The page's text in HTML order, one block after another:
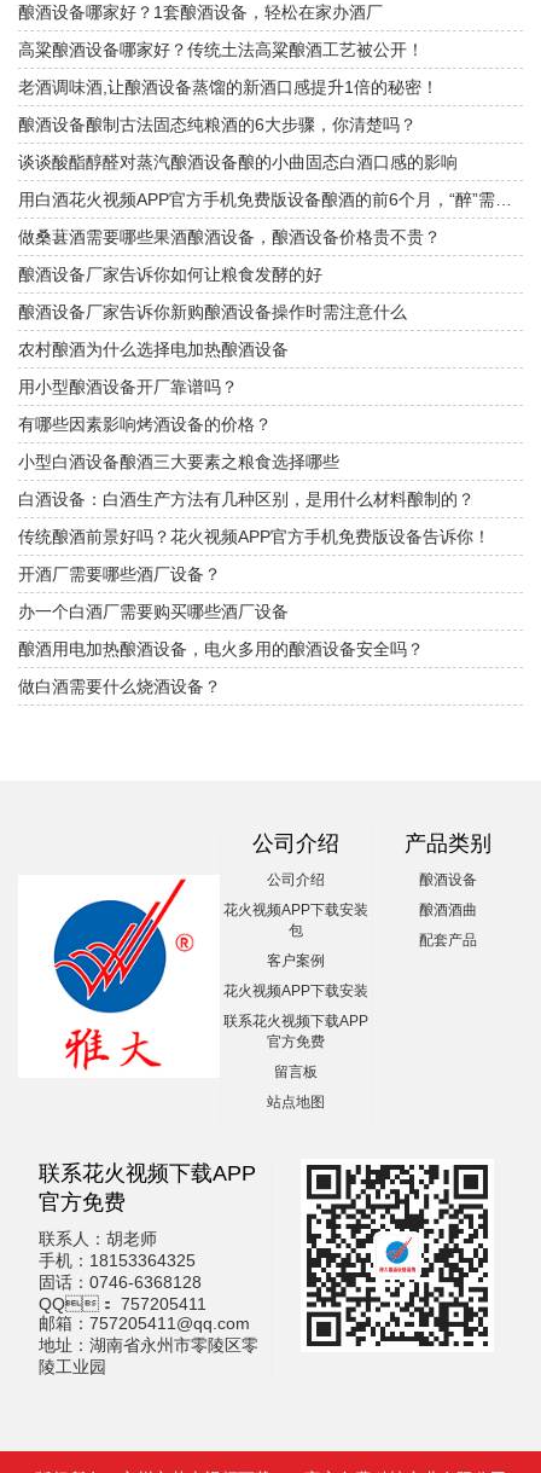
酿酒设备哪家好？1套酿酒设备，轻松在家办酒厂
高粱酿酒设备哪家好？传统土法高粱酿酒工艺被公开！
老酒调味酒,让酿酒设备蒸馏的新酒口感提升1倍的秘密！
酿酒设备酿制古法固态纯粮酒的6大步骤，你清楚吗？
谈谈酸酯醇醛对蒸汽酿酒设备酿的小曲固态白酒口感的影响
用白酒花火视频APP官方手机免费版设备酿酒的前6个月，“醉”需花火视频APP下载安装指导
做桑葚酒需要哪些果酒酿酒设备，酿酒设备价格贵不贵？
酿酒设备厂家告诉你如何让粮食发酵的好
酿酒设备厂家告诉你新购酿酒设备操作时需注意什么
农村酿酒为什么选择电加热酿酒设备
用小型酿酒设备开厂靠谱吗？
有哪些因素影响烤酒设备的价格？
小型白酒设备酿酒三大要素之粮食选择哪些
白酒设备：白酒生产方法有几种区别，是用什么材料酿制的？
传统酿酒前景好吗？花火视频APP官方手机免费版设备告诉你！
开酒厂需要哪些酒厂设备？
办一个白酒厂需要购买哪些酒厂设备
酿酒用电加热酿酒设备，电火多用的酿酒设备安全吗？
做白酒需要什么烧酒设备？
公司介绍
公司介绍
花火视频APP下载安装
包
客户案例
花火视频APP下载安装
联系花火视频下载APP
官方免费
留言板
站点地图
产品类别
酿酒设备
酿酒酒曲
配套产品
联系花火视频下载APP
官方免费
联系人：胡老师
手机：18153364325
固话：0746-6368128
QQ： 757205411
邮箱：757205411@qq.com
地址：湖南省永州市零陵区零
陵工业园